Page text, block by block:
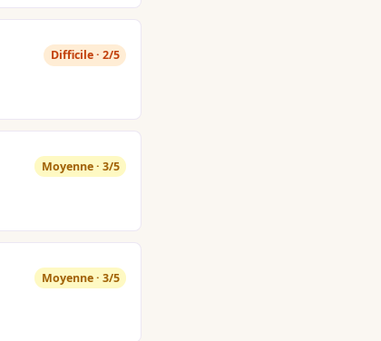
Difficile · 2/5
Moyenne · 3/5
Moyenne · 3/5